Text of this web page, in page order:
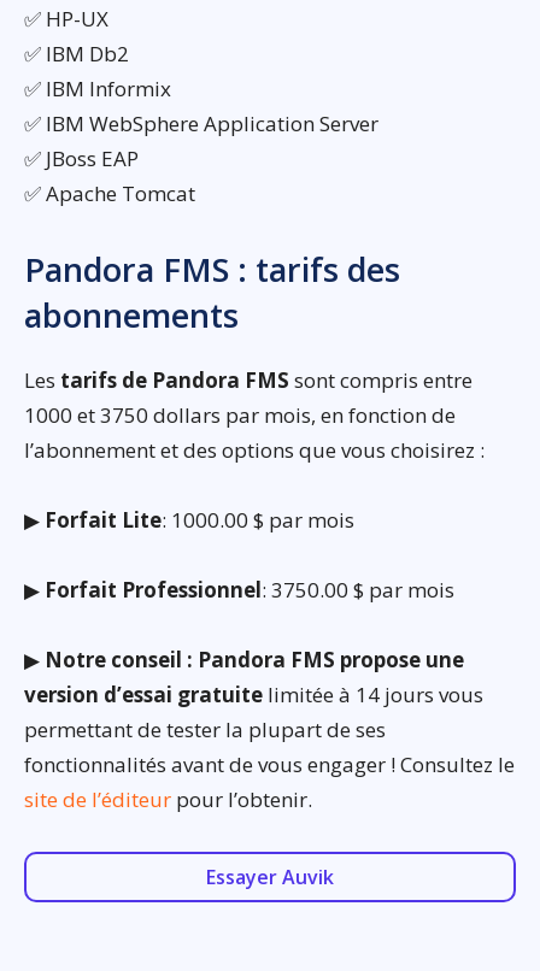
✅ HP-UX
✅ IBM Db2
✅ IBM Informix
✅ IBM WebSphere Application Server
✅ JBoss EAP
✅ Apache Tomcat
Pandora FMS : tarifs des
abonnements
Les tarifs de Pandora FMS sont compris entre
1000 et 3750 dollars par mois, en fonction de
l’abonnement et des options que vous choisirez :
▶ Forfait Lite: 1000.00 $ par mois
▶ Forfait Professionnel: 3750.00 $ par mois
▶ Notre conseil : Pandora FMS propose une
version d’essai gratuite limitée à 14 jours vous
permettant de tester la plupart de ses
fonctionnalités avant de vous engager ! Consultez le
site de l’éditeur pour l’obtenir.
Essayer Auvik